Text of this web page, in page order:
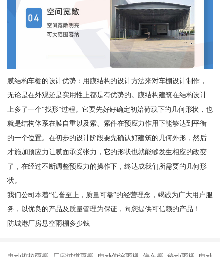
膜结构车棚的设计优势：用膜结构的设计方法来对车棚设计制作，
无论是在外观还是实用性上都是有优势的。膜结构建筑在结构设计
上多了一个“找形”过程。它要先好好确定初始荷载下的几何形状，也
就是结构体系在膜自重以及索、索件在预应力作用下能够达到平衡
的一个位置。在初步的设计阶段要先确认好建筑的几何外形，然后
才施加预应力让膜面承受张力，它的形状也就能够发生相应的改变
了，在经过不断调整预应力的操作下，终达成我们所需要的几何形
状。
我们公司本着“信誉至上，质量可靠”的经营理念，竭诚为广大用户服
务，以优良的产品及质量管理为保证，向您提供可信赖的产品！
防城港厂房悬空雨棚多少钱